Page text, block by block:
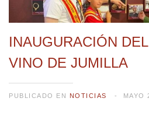
INAUGURACIÓN
VINO DE JUMILLA
PUBLICADO EN NOTICIAS MAYO